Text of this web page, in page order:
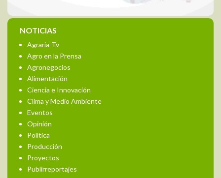
NOTICIAS
Agraria-Tv
Agro en la Prensa
Agronegocios
Alimentación
Ciencia e Innovación
Clima y Medio Ambiente
Eventos
Opinión
Política
Producción
Proyectos
Publirreportajes